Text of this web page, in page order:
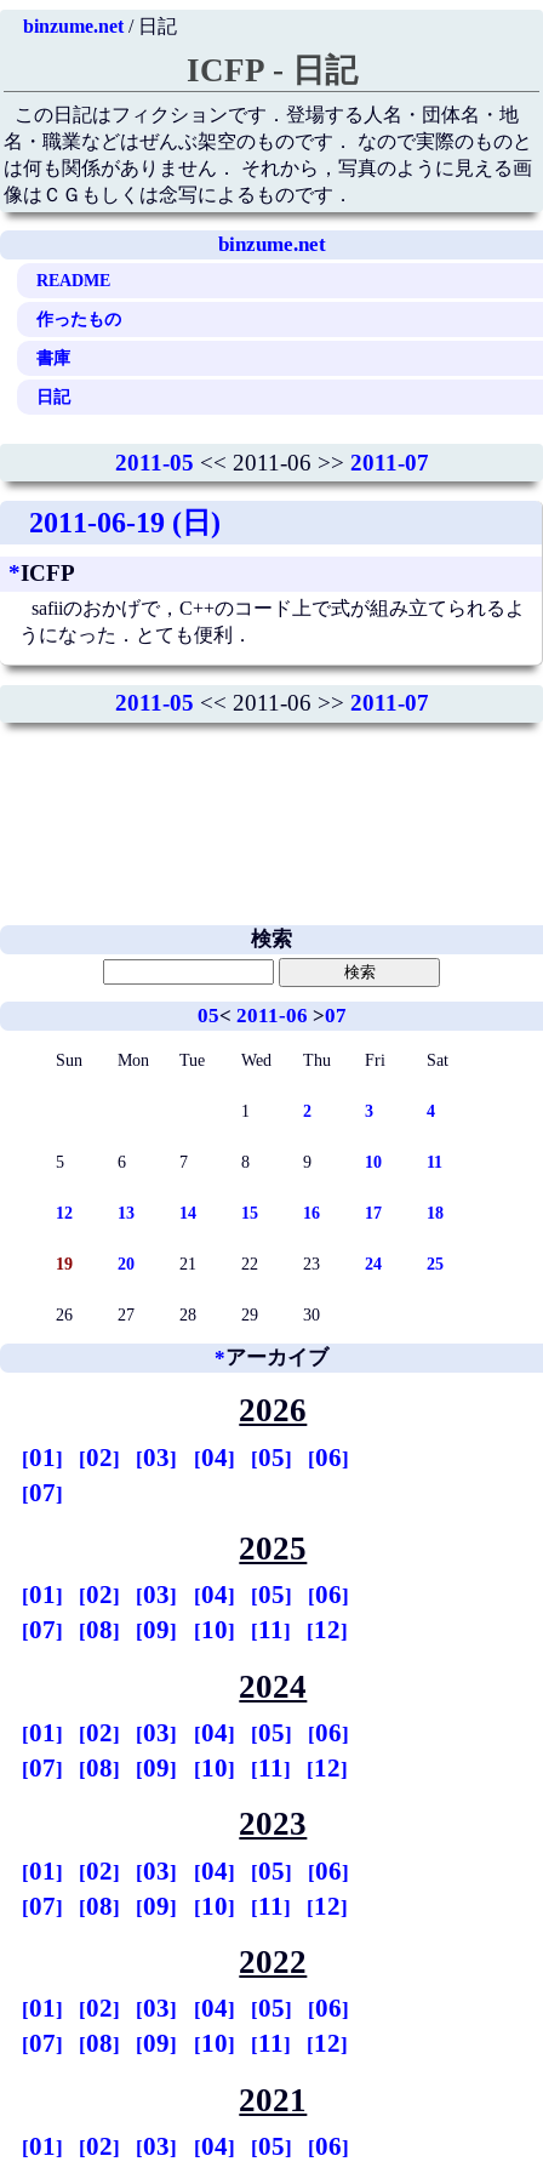
binzume.net/ 日記
ICFP - 日記
この日記はフィクションです．登場する人名・団体名・地
名・職業などはぜんぶ架空のものです． なので実際のものと
は何も関係がありません． それから，写真のように見える画
像はＣＧもしくは念写によるものです．
binzume.net
README
作ったもの
書庫
日記
2011-05 << 2011-06 >> 2011-07
2011-06-19 (日)
*ICFP
safiiのおかげで，C++のコード上で式が組み立てられるよ
うになった．とても便利．
2011-05 << 2011-06 >> 2011-07
検索
05< 2011-06 >07
Sun Mon Tue Wed Thu Fri Sat
1 2 3 4
5 6 7 8 9 10 11
12 13 14 15 16 17 18
19 20 21 22 23 24 25
26 27 28 29 30
*アーカイブ
2026
01 02 03 04 05
06
07
2025
01 02 03 04 05
06
07
08 09 10 11 12
2024
01 02 03 04 05
06
07
08 09 10 11 12
2023
01 02 03 04 05
06
07
08 09 10 11 12
2022
01 02 03 04 05
06
07
08 09 10 11 12
2021
01 02 03 04 05
06